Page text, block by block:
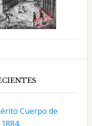
Cuerpo de